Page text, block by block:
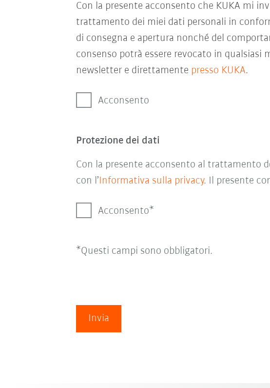
Con la presente acconsento che KUKA mi
trattamento dei miei dati personali in
di consegna e apertura nonché del
consenso potrà essere revocato in
newsletter e direttamente presso KUKA.
Acconsento
Protezione dei dati
Con la presente acconsento al trattamento
con l’Informativa sulla privacy. Il presente
Acconsento
*Questi campi sono obbligatori.
Invia